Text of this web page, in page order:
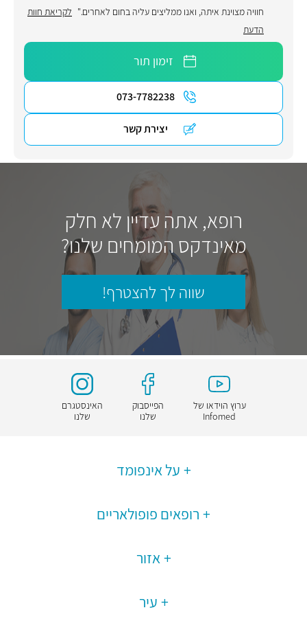
חוויה מצוינת איתה, ואנו ממליצים עליה בחום לאחרים." לקריאת חוות
הדעת
זימון תור
073-7782238
יצירת קשר
רופא, אתה עדיין לא חלק
מאינדקס המומחים שלנו?
שווה לך להצטרף!
ערוץ הוידאו של
Infomed
הפייסבוק
שלנו
האינסטגרם
שלנו
על אינפומד
רופאים פופולאריים
אזור
עיר